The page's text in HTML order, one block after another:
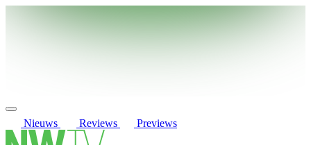
Nieuws Reviews Previews